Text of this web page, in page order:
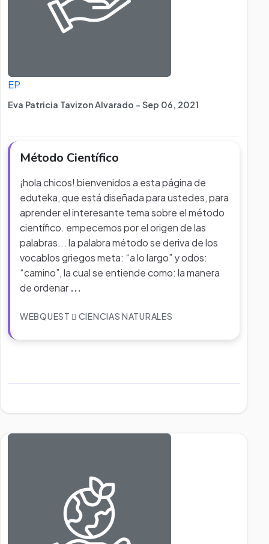
EP
Eva Patricia Tavizon Alvarado - Sep 06, 2021
Método Científico
¡hola chicos! bienvenidos a esta página de
eduteka, que está diseñada para ustedes, para
aprender el interesante tema sobre el método
científico. empecemos por el origen de las
palabras... la palabra método se deriva de los
vocablos griegos meta: “a lo largo” y odos:
“camino”, la cual se entiende como: la manera
de ordenar ...
WEBQUEST CIENCIAS NATURALES